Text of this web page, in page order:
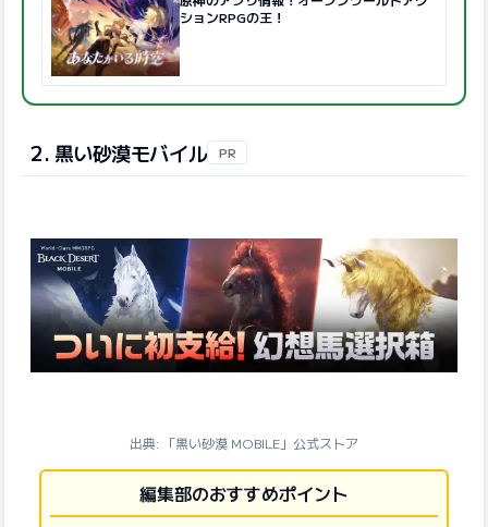
ションRPGの王！
2. 黒い砂漠モバイル PR
出典: 「黒い砂漠 MOBILE」公式ストア
編集部のおすすめポイント